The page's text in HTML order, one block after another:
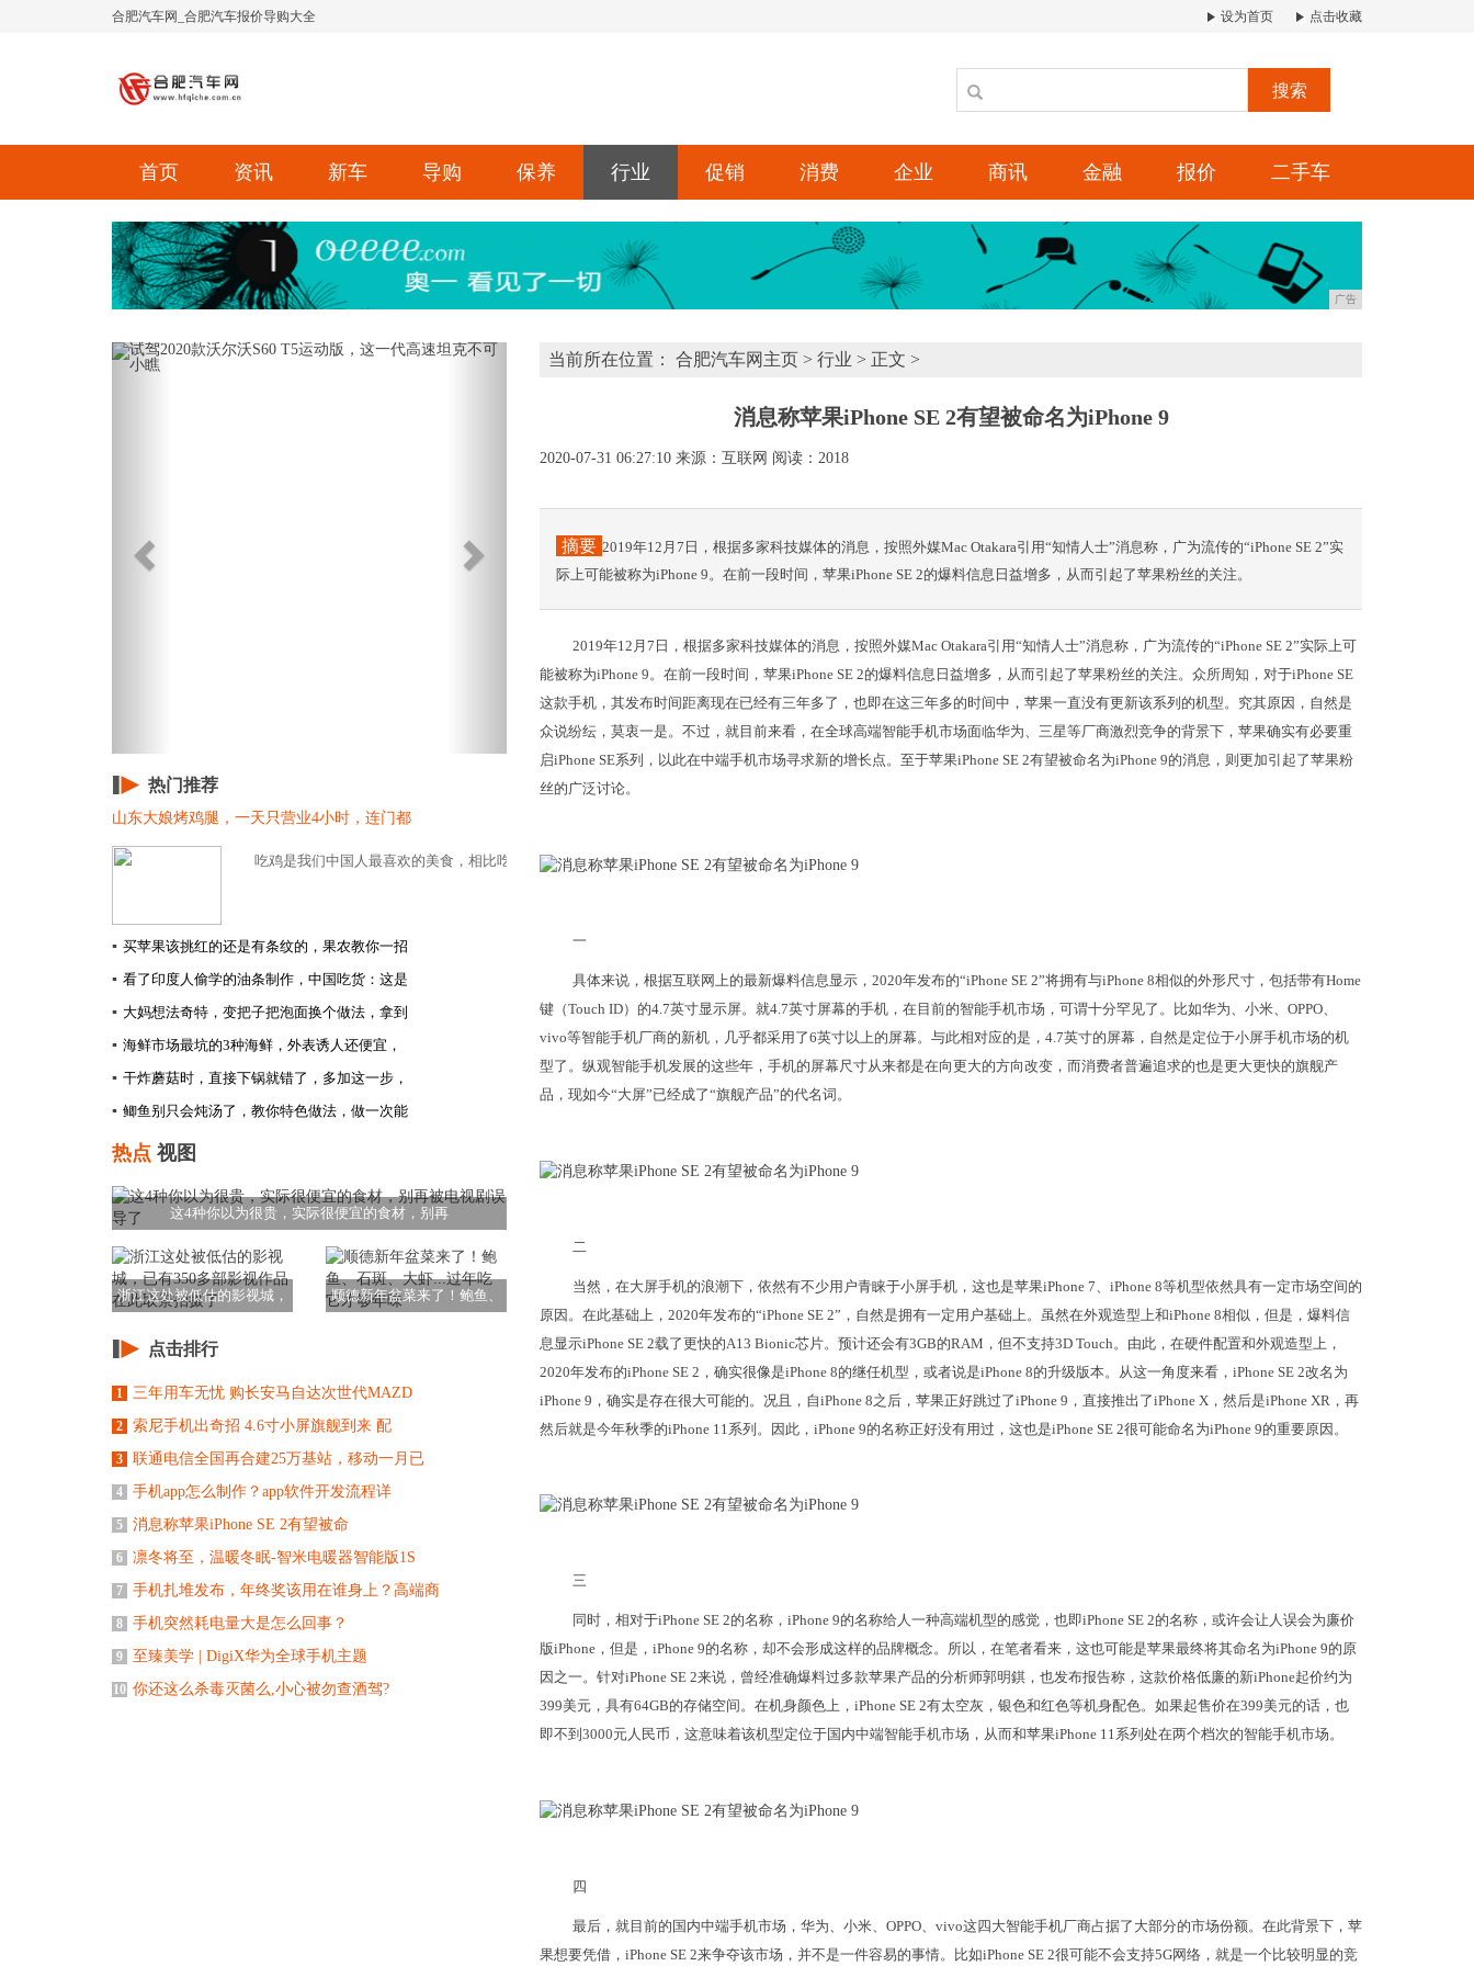
合肥汽车网_合肥汽车报价导购大全 设为首页 点击收藏
搜索
首页 资讯 新车 导购 保养 行业 促销 消费 企业 商讯 金融 报价 二手车
广告
Previous Next
热门推荐
山东大娘烤鸡腿，一天只营业4小时，连门都
吃鸡是我们中国人最喜欢的美食，相比吃鱼还要摘次，吃牛羊肉还要注意祛除各种血和...
▪ 买苹果该挑红的还是有条纹的，果农教你一招
▪ 看了印度人偷学的油条制作，中国吃货：这是
▪ 大妈想法奇特，变把子把泡面换个做法，拿到
▪ 海鲜市场最坑的3种海鲜，外表诱人还便宜，
▪ 干炸蘑菇时，直接下锅就错了，多加这一步，
▪ 鲫鱼别只会炖汤了，教你特色做法，做一次能
热点 视图
这4种你以为很贵，实际很便宜的食材，别再
浙江这处被低估的影视城，
顺德新年盆菜来了！鲍鱼、
点击排行
1 三年用车无忧 购长安马自达次世代MAZD
2 索尼手机出奇招 4.6寸小屏旗舰到来 配
3 联通电信全国再合建25万基站，移动一月已
4 手机app怎么制作？app软件开发流程详
5 消息称苹果iPhone SE 2有望被命
6 凛冬将至，温暖冬眠-智米电暖器智能版1S
7 手机扎堆发布，年终奖该用在谁身上？高端商
8 手机突然耗电量大是怎么回事？
9 至臻美学 | DigiX华为全球手机主题
10 你还这么杀毒灭菌么,小心被勿查酒驾?
当前所在位置： 合肥汽车网主页 > 行业 > 正文 >
消息称苹果iPhone SE 2有望被命名为iPhone 9
2020-07-31 06:27:10 来源：互联网 阅读：2018
摘要 2019年12月7日，根据多家科技媒体的消息，按照外媒Mac Otakara引用“知情人士”消息称，广为流传的“iPhone SE 2”实
际上可能被称为iPhone 9。在前一段时间，苹果iPhone SE 2的爆料信息日益增多，从而引起了苹果粉丝的关注。
2019年12月7日，根据多家科技媒体的消息，按照外媒Mac Otakara引用“知情人士”消息称，广为流传的“iPhone SE 2”实际上可
能被称为iPhone 9。在前一段时间，苹果iPhone SE 2的爆料信息日益增多，从而引起了苹果粉丝的关注。众所周知，对于iPhone SE
这款手机，其发布时间距离现在已经有三年多了，也即在这三年多的时间中，苹果一直没有更新该系列的机型。究其原因，自然是
众说纷纭，莫衷一是。不过，就目前来看，在全球高端智能手机市场面临华为、三星等厂商激烈竞争的背景下，苹果确实有必要重
启iPhone SE系列，以此在中端手机市场寻求新的增长点。至于苹果iPhone SE 2有望被命名为iPhone 9的消息，则更加引起了苹果粉
丝的广泛讨论。
一
具体来说，根据互联网上的最新爆料信息显示，2020年发布的“iPhone SE 2”将拥有与iPhone 8相似的外形尺寸，包括带有Home
键（Touch ID）的4.7英寸显示屏。就4.7英寸屏幕的手机，在目前的智能手机市场，可谓十分罕见了。比如华为、小米、OPPO、
vivo等智能手机厂商的新机，几乎都采用了6英寸以上的屏幕。与此相对应的是，4.7英寸的屏幕，自然是定位于小屏手机市场的机
型了。纵观智能手机发展的这些年，手机的屏幕尺寸从来都是在向更大的方向改变，而消费者普遍追求的也是更大更快的旗舰产
品，现如今“大屏”已经成了“旗舰产品”的代名词。
二
当然，在大屏手机的浪潮下，依然有不少用户青睐于小屏手机，这也是苹果iPhone 7、iPhone 8等机型依然具有一定市场空间的
原因。在此基础上，2020年发布的“iPhone SE 2”，自然是拥有一定用户基础上。虽然在外观造型上和iPhone 8相似，但是，爆料信
息显示iPhone SE 2载了更快的A13 Bionic芯片。预计还会有3GB的RAM，但不支持3D Touch。由此，在硬件配置和外观造型上，
2020年发布的iPhone SE 2，确实很像是iPhone 8的继任机型，或者说是iPhone 8的升级版本。从这一角度来看，iPhone SE 2改名为
iPhone 9，确实是存在很大可能的。况且，自iPhone 8之后，苹果正好跳过了iPhone 9，直接推出了iPhone X，然后是iPhone XR，再
然后就是今年秋季的iPhone 11系列。因此，iPhone 9的名称正好没有用过，这也是iPhone SE 2很可能命名为iPhone 9的重要原因。
三
同时，相对于iPhone SE 2的名称，iPhone 9的名称给人一种高端机型的感觉，也即iPhone SE 2的名称，或许会让人误会为廉价
版iPhone，但是，iPhone 9的名称，却不会形成这样的品牌概念。所以，在笔者看来，这也可能是苹果最终将其命名为iPhone 9的原
因之一。针对iPhone SE 2来说，曾经准确爆料过多款苹果产品的分析师郭明錤，也发布报告称，这款价格低廉的新iPhone起价约为
399美元，具有64GB的存储空间。在机身颜色上，iPhone SE 2有太空灰，银色和红色等机身配色。如果起售价在399美元的话，也
即不到3000元人民币，这意味着该机型定位于国内中端智能手机市场，从而和苹果iPhone 11系列处在两个档次的智能手机市场。
四
最后，就目前的国内中端手机市场，华为、小米、OPPO、vivo这四大智能手机厂商占据了大部分的市场份额。在此背景下，苹
果想要凭借，iPhone SE 2来争夺该市场，并不是一件容易的事情。比如iPhone SE 2很可能不会支持5G网络，就是一个比较明显的竞